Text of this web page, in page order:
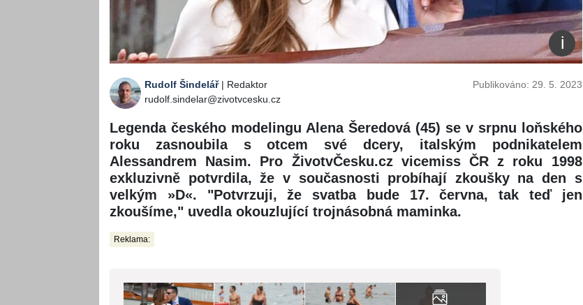
Rudolf Šindelář| Redaktor
rudolf.sindelar@zivotvcesku.cz
Publikováno: 29. 5. 2023
Legenda českého modelingu Alena Šeredová (45) se v srpnu loňského
roku zasnoubila s otcem své dcery, italským podnikatelem
Alessandrem Nasim. Pro ŽivotvČesku.cz vicemiss ČR z roku 1998
exkluzivně potvrdila, že v současnosti probíhají zkoušky na den s
velkým »D«. "Potvrzuji, že svatba bude 17. června, tak teď jen
zkoušíme," uvedla okouzlující trojnásobná maminka.
Reklama: